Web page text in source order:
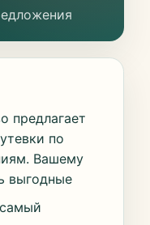
предлагает
по
Вашему
выгодные